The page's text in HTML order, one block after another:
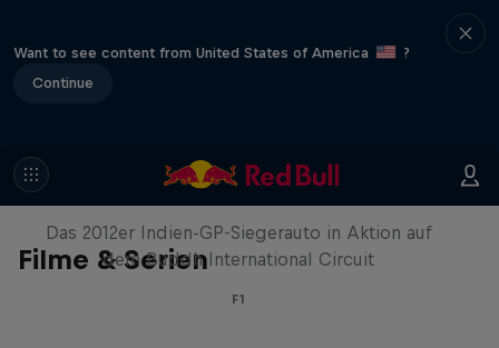
Want to see content from United States of America
?
Continue
Filme & Serien
Formel-1-Auto kehrt nach Indien
zurück
Das 2012er Indien-GP-Siegerauto in Aktion auf
dem Buddh International Circuit
F1